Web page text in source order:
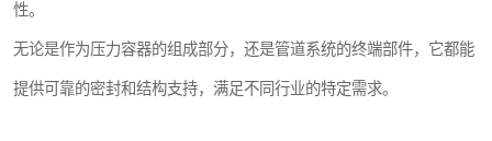
性。
无论是作为压力容器的组成部分，还是管道系统的终端部件，它都能
提供可靠的密封和结构支持，满足不同行业的特定需求。